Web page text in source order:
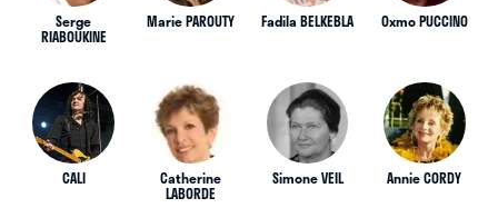
Serge
RIABOUKINE
Marie PAROUTY Fadila BELKEBLA Oxmo PUCCINO
CALI Catherine
LABORDE
Simone VEIL Annie CORDY